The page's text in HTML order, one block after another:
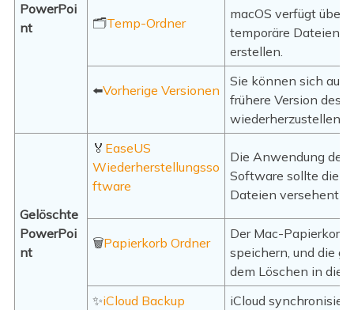
PowerPoi
nt
🗂️Temp-Ordner
macOS verfügt über
temporäre Dateien
erstellen.
⬅️Vorherige Versionen
Sie können sich auf
frühere Version des
wiederherzustellen.
Gelöschte
PowerPoi
nt
🏅 EaseUS
Wiederherstellungsso
ftware
Die Anwendung der
Software sollte die
Dateien
🗑️Papierkorb Ordner
Der Mac-Papierkorb
speichern, und die
dem Löschen in
✨iCloud Backup
iCloud